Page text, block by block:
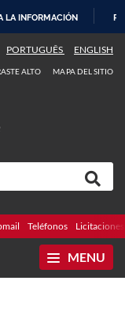
LA INFORMACIÓN
PORTUGUÊS ENGLISH
ALTO MAPA DEL SITIO
Teléfonos Licitaciones
MENU